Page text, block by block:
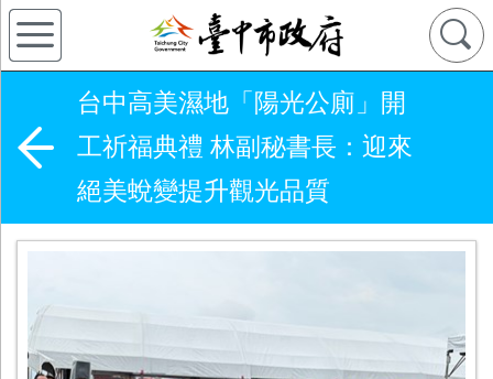
台中高美濕地「陽光公廁」開
工祈福典禮 林副秘書長：迎來
絕美蛻變提升觀光品質